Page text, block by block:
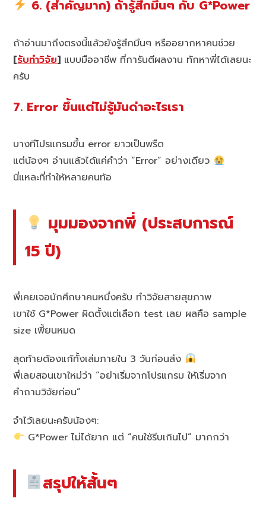
6. (สำคัญมาก) ถ้ารู้สึกมึนๆ กับ G*Power
ถ้าอ่านมาถึงตรงนี้แล้วยังรู้สึกมึนๆ หรืออยากหาคนช่วย
[รับทำวิจัย] แบบมืออาชีพ ที่การันตีผลงาน ทักหาพี่ได้เลยนะ
ครับ
7. Error ขึ้นแต่ไม่รู้มันด่าอะไรเรา
บางทีโปรแกรมขึ้น error ยาวเป็นพรืด
แต่น้องๆ อ่านแล้วได้แค่คำว่า “Error” อย่างเดียว
นี่แหละที่ทำให้หลายคนท้อ
มุมมองจากพี่ (ประสบการณ์
15 ปี)
พี่เคยเจอนักศึกษาคนหนึ่งครับ ทำวิจัยสายสุขภาพ
เขาใช้ G*Power ผิดตั้งแต่เลือก test เลย ผลคือ sample
size เพี้ยนหมด
สุดท้ายต้องแก้ทั้งเล่มภายใน 3 วันก่อนส่ง
พี่เลยสอนเขาใหม่ว่า “อย่าเริ่มจากโปรแกรม ให้เริ่มจาก
คำถามวิจัยก่อน”
จำไว้เลยนะครับน้องๆ:
G*Power ไม่ได้ยาก แต่ “คนใช้รีบเกินไป” มากกว่า
สรุปให้สั้นๆ